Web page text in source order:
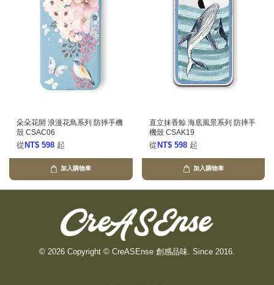
朵朵花開 浪漫花鳥系列 防摔手機
殼 CSAC06
從 NT$ 598 起
加入購物車
直立抹香鯨 海底風景系列 防摔手
機殼 CSAK19
從 NT$ 598 起
加入購物車
© 2026 Copyright © CreASEnse 創感品味. Since 2016.